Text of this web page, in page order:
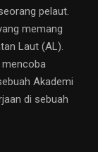
pelaut.
memang
Laut (AL).
mencoba
Akademi
di sebuah